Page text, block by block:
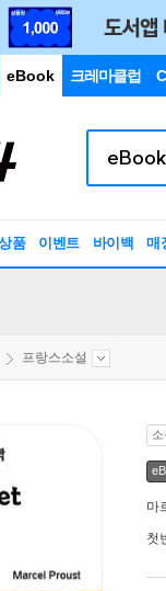
eBook 크레마클럽
품 이벤트 바이백 매
프랑스소설
마
첫